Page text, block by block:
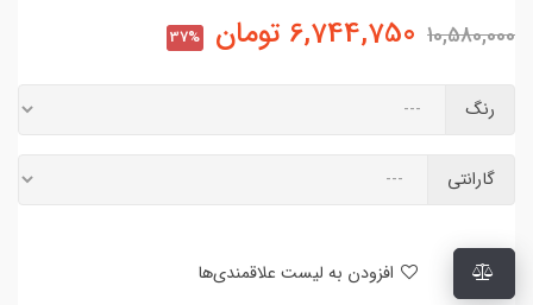
10,580,000
6,744,750 تومان 37%
رنگ
گارانتی